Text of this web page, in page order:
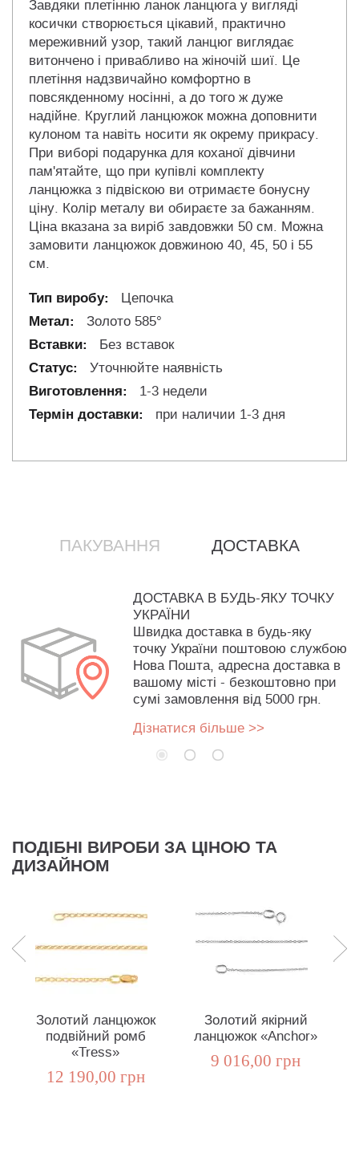
Завдяки плетінню ланок ланцюга у вигляді
косички створюється цікавий, практично
мереживний узор, такий ланцюг виглядає
витончено і привабливо на жіночій шиї. Це
плетіння надзвичайно комфортно в
повсякденному носінні, а до того ж дуже
надійне. Круглий ланцюжок можна доповнити
кулоном та навіть носити як окрему прикрасу.
При виборі подарунка для коханої дівчини
пам'ятайте, що при купівлі комплекту
ланцюжка з підвіскою ви отримаєте бонусну
ціну. Колір металу ви обираєте за бажанням.
Ціна вказана за виріб завдовжки 50 см. Можна
замовити ланцюжок довжиною 40, 45, 50 і 55
см.
Цепочка
Золото 585°
Без вставок
Уточнюйте наявність
1-3 недели
при наличии 1-3 дня
ПАКУВАННЯ ДОСТАВКА
ДОСТАВКА В БУДЬ-ЯКУ ТОЧКУ
УКРАЇНИ
Швидка доставка в будь-яку
точку України поштовою службою
Нова Пошта, адресна доставка в
вашому місті - безкоштовно при
сумі замовлення від 5000 грн.
Дізнатися більше >>
ПОДІБНІ ВИРОБИ ЗА ЦІНОЮ ТА
ДИЗАЙНОМ
Золотий ланцюжок
подвійний ромб
«Tress»
12 190,00 грн
Золотий якірний
ланцюжок «Anchor»
9 016,00 грн